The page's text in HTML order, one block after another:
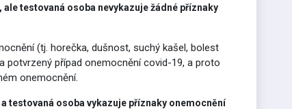
testovaná osoba nevykazuje žádné příznaky
(tj. horečka, dušnost, suchý kašel, bolest
potvrzený případ onemocnění covid-19, a proto
onemocnění.
testovaná osoba vykazuje příznaky onemocnění